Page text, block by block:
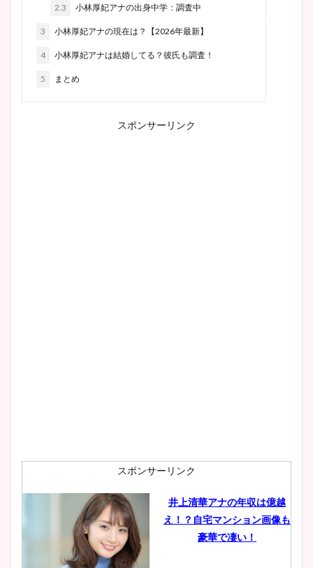
2.3 小林厚妃アナの出身中学：調査中
3 小林厚妃アナの現在は？【2026年最新】
4 小林厚妃アナは結婚してる？彼氏も調査！
5 まとめ
スポンサーリンク
スポンサーリンク
井上清華アナの年収は億越
え！？自宅マンション画像も
豪華で凄い！